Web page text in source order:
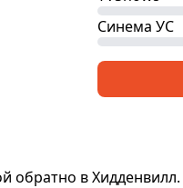
Синема УС
обратно в Хидденвилл.